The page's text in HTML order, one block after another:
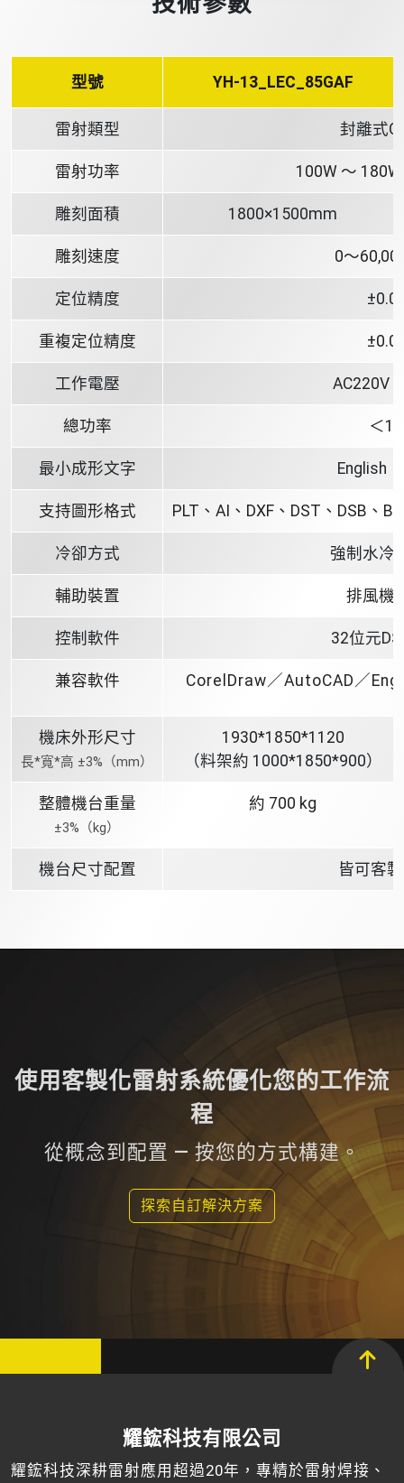
型號 YH-13_LEC_85GAF
雷射類型 封離式
雷射功率 100W ～ 180W
雕刻面積 1800×1500mm
雕刻速度 0～
定位精度
重複定位精度
工作電壓 AC220V
總功率 ＜
最小成形文字 English
支持圖形格式 PLT、AI、DXF、DST、DSB、
冷卻方式 強制水冷
輔助裝置 排風機
控制軟件 32位元
兼容軟件 CorelDraw／AutoCAD／
機床外形尺寸
長*寬*高 ±3%（mm）
1930*1850*1120
（料架約 1000*1850*900）
整體機台重量
±3%（kg）
約 700 kg
機台尺寸配置 皆可客
使用客製化雷射系統優化您的工作流
程
從概念到配置 — 按您的方式構建。
探索自訂解決方案
耀鋐科技有限公司
耀鋐科技深耕雷射應用超過20年，專精於雷射焊接、